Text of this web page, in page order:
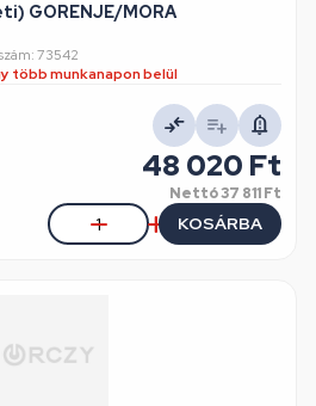
GORENJE/MORA
73542
több munkanapon belül
48 020 Ft
Nettó37 811 Ft
KOSÁRBA